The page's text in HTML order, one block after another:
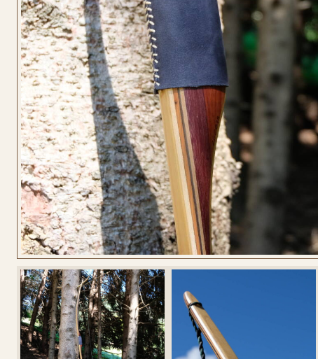
LONGBOW